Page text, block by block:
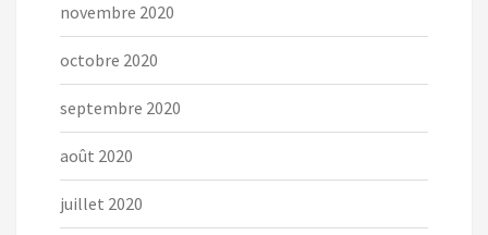
novembre 2020
octobre 2020
septembre 2020
août 2020
juillet 2020